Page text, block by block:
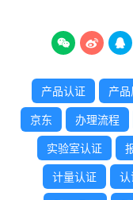
  
产品认证 产
京东 办理流程
实验室认证
计量认证 认